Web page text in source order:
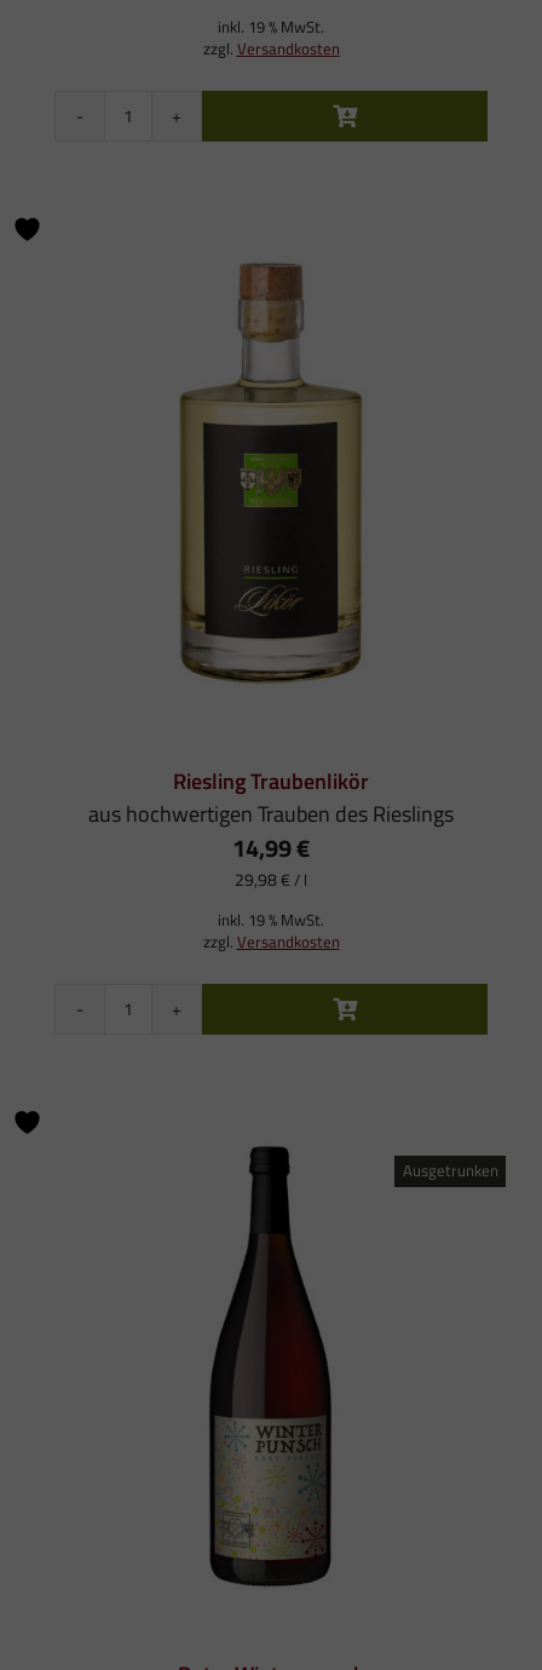
inkl. 19 % MwSt.
zzgl. Versandkosten
Samtrot
Riesling Traubenlikör
aus hochwertigen Trauben des Rieslings
14,99€
29,98€ / l
inkl. 19 % MwSt.
zzgl. Versandkosten
Riesling
Ausgetrunken